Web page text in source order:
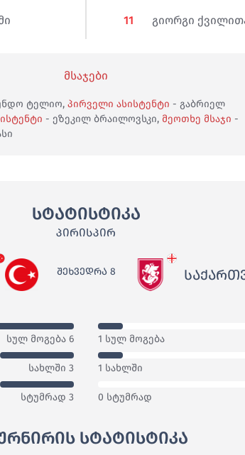
11
გიორგი
მსაჯები
ტელიო, პირველი ასისტენტი - გაბრიელ
- ეზეკილ ბრაილოვსკი, მეოთხე მსაჯი -
სტატისტიკა
ᲞᲘᲠᲘᲡᲞᲘᲠ
ᲨᲔᲮᲕᲔᲓᲠᲐ 8
სულ მოგება 6 1 სულ მოგება
სახლში 3 1 სახლში
სტუმრად 3 0 სტუმრად
სტატისტიკა